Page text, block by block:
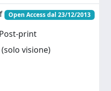
Open Access dal 23/12/2013
print
visione)